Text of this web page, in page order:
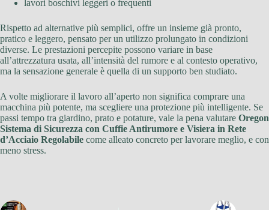
lavori boschivi leggeri o frequenti
Rispetto ad alternative più semplici, offre un insieme già pronto,
pratico e leggero, pensato per un utilizzo prolungato in condizioni
diverse. Le prestazioni percepite possono variare in base
all’attrezzatura usata, all’intensità del rumore e al contesto operativo,
ma la sensazione generale è quella di un supporto ben studiato.
A volte migliorare il lavoro all’aperto non significa comprare una
macchina più potente, ma scegliere una protezione più intelligente. Se
passi tempo tra giardino, prato e potature, vale la pena valutare Oregon
Sistema di Sicurezza con Cuffie Antirumore e Visiera in Rete
d’Acciaio Regolabile come alleato concreto per lavorare meglio, e con
meno stress.